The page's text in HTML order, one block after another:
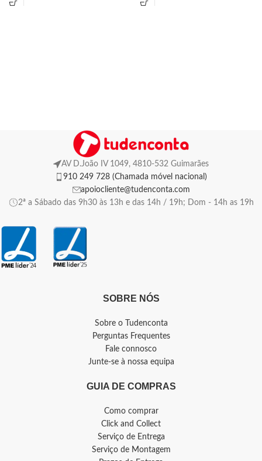
AV D.João IV 1049, 4810-532 Guimarães
910 249 728 (Chamada móvel nacional)
apoiocliente@tudenconta.com
2ª a Sábado das 9h30 às 13h e das 14h / 19h; Dom - 14h as 19h
SOBRE NÓS
Sobre o Tudenconta
Perguntas Frequentes
Fale connosco
Junte-se à nossa equipa
GUIA DE COMPRAS
Como comprar
Click and Collect
Serviço de Entrega
Serviço de Montagem